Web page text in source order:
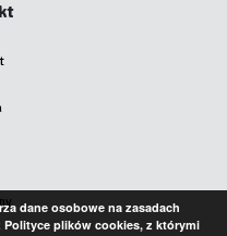
dane osobowe na zasadach
plików cookies, z którymi